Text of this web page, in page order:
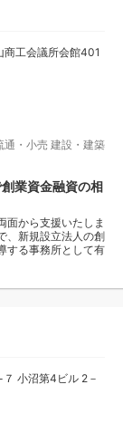
工会議所会館401
通・小売 建設・建築
業資金融資の相
面から支援いたしま
、新規設立法人の創
する事務所として有
小沼第4ビル 2－